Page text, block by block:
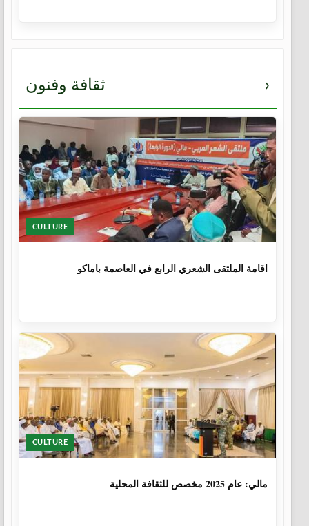
ثقافة وفنون ›
CULTURE
اقامة الملتقى الشعري الرابع في العاصمة باماكو
CULTURE
مالي: عام 2025 مخصص للثقافة المحلية